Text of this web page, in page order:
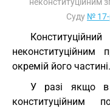
Суду № 17-
окремій його частині.
У разі якщо в
конституційним